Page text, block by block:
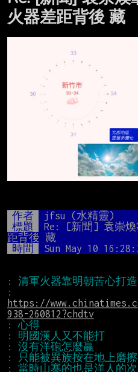
火器差距背後 藏
作者 jfsu (水精靈)
標題
Re: [新聞] 袁崇煥
距背後 藏
時間
Sun May 10
https://
938-260812?chdtv